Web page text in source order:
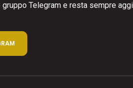
Telegram e resta sempre